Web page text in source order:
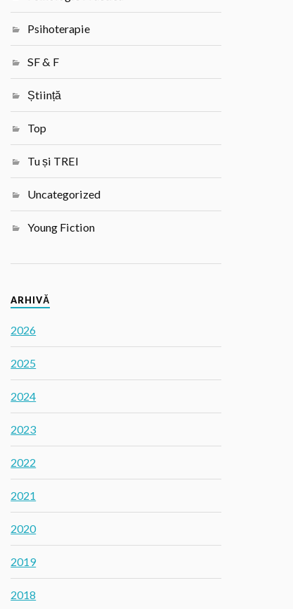
Psihoterapie
SF & F
Știință
Top
Tu și TREI
Uncategorized
Young Fiction
ARHIVĂ
2026
2025
2024
2023
2022
2021
2020
2019
2018